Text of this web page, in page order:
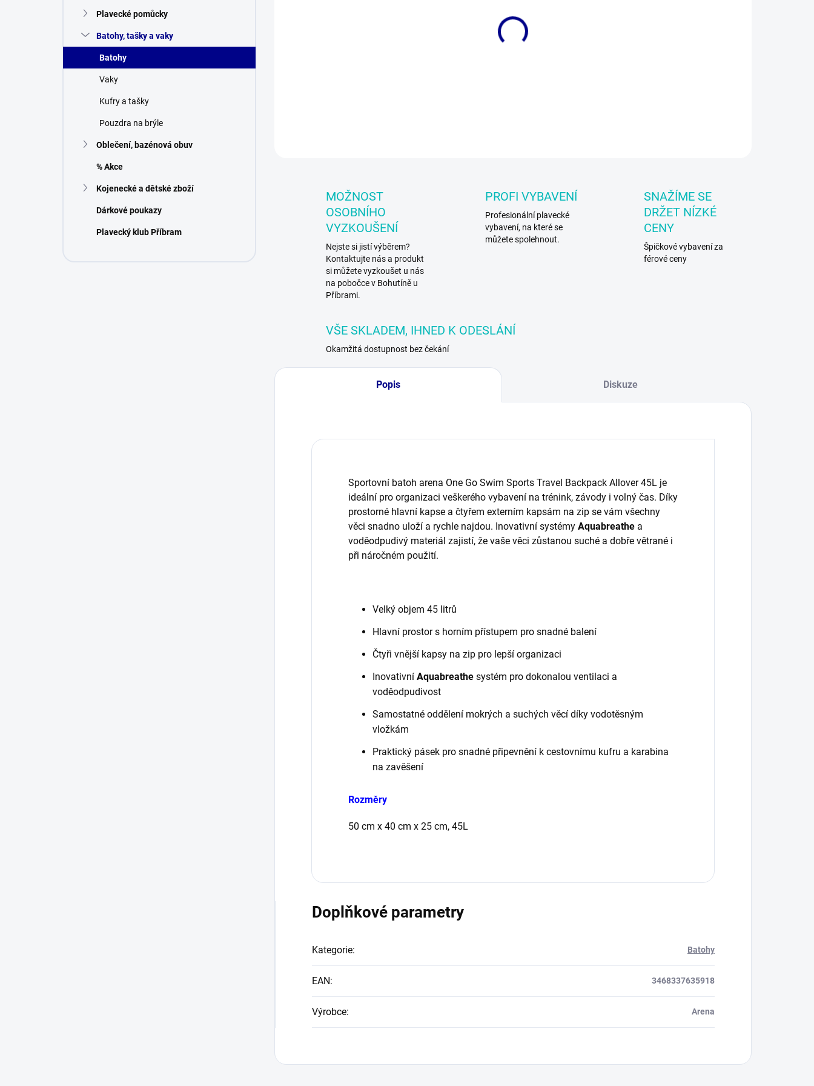
a
e
Plavecké pomůcky
Batohy, tašky a vaky
Batohy
Vaky
Kufry a tašky
Pouzdra na brýle
Oblečení, bazénová obuv
% Akce
Kojenecké a dětské zboží
Dárkové poukazy
Plavecký klub Příbram
MOŽNOST
OSOBNÍHO
VYZKOUŠENÍ
Nejste si jistí výběrem?
Kontaktujte nás a produkt
si můžete vyzkoušet u nás
na pobočce v Bohutíně u
Příbrami.
PROFI VYBAVENÍ
Profesionální plavecké
vybavení, na které se
můžete spolehnout.
SNAŽÍME SE
DRŽET NÍZKÉ
CENY
Špičkové vybavení za
férové ceny
VŠE SKLADEM, IHNED K ODESLÁNÍ
Okamžitá dostupnost bez čekání
Popis Diskuze
Sportovní batoh arena One Go Swim Sports Travel Backpack Allover 45L je
ideální pro organizaci veškerého vybavení na trénink, závody i volný čas. Díky
prostorné hlavní kapse a čtyřem externím kapsám na zip se vám všechny
věci snadno uloží a rychle najdou. Inovativní systémy Aquabreathe a
voděodpudivý materiál zajistí, že vaše věci zůstanou suché a dobře větrané i
při náročném použití.
Velký objem 45 litrů
Hlavní prostor s horním přístupem pro snadné balení
Čtyři vnější kapsy na zip pro lepší organizaci
Inovativní Aquabreathe systém pro dokonalou ventilaci a
voděodpudivost
Samostatné oddělení mokrých a suchých věcí díky vodotěsným
vložkám
Praktický pásek pro snadné připevnění k cestovnímu kufru a karabina
na zavěšení
Rozměry
50 cm x 40 cm x 25 cm, 45L
Doplňkové parametry
Kategorie: Batohy
EAN: 3468337635918
Výrobce: Arena